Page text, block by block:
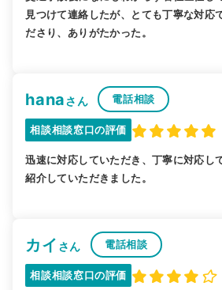
見つけて連絡したが、とても丁寧な対応
ださり、ありがたかった。
hanaさん 電話相談
相談相談窓口の評価
迅速に対応していただき、丁寧に対応し
紹介していただきました。
カイ さん 電話相談
相談相談窓口の評価